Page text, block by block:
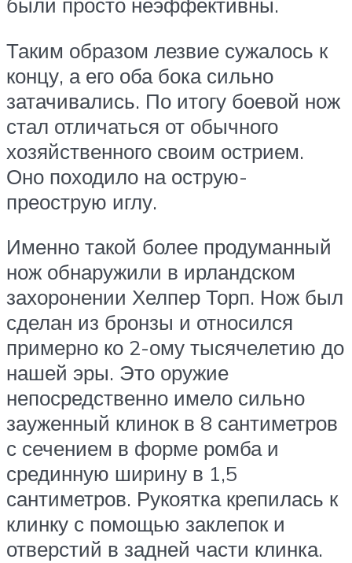
Таким образом лезвие сужалось к
концу, а его оба бока сильно
затачивались. По итогу боевой нож
стал отличаться от обычного
хозяйственного своим острием.
Оно походило на острую-
преострую иглу.
Именно такой более продуманный
нож обнаружили в ирландском
захоронении Хелпер Торп. Нож был
сделан из бронзы и относился
примерно ко 2-ому тысячелетию до
нашей эры. Это оружие
непосредственно имело сильно
зауженный клинок в 8 сантиметров
с сечением в форме ромба и
срединную ширину в 1,5
сантиметров. Рукоятка крепилась к
клинку с помощью заклепок и
отверстий в задней части клинка.